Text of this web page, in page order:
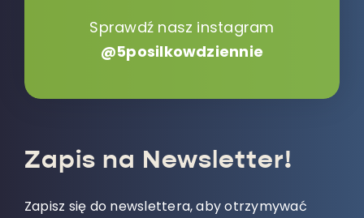
Sprawdź nasz instagram
@5posilkowdziennie
Zapis na Newsletter!
Zapisz się do newslettera, aby otrzymywać